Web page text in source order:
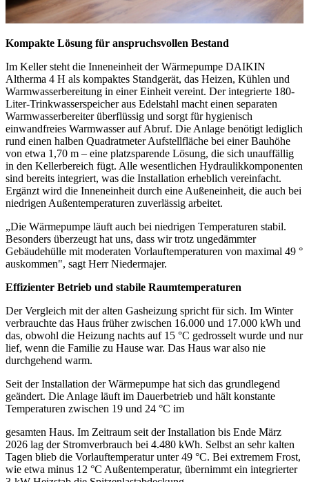
Kompakte Lösung für anspruchsvollen Bestand
Im Keller steht die Inneneinheit der Wärmepumpe DAIKIN
Altherma 4 H als kompaktes Standgerät, das Heizen, Kühlen und
Warmwasserbereitung in einer Einheit vereint. Der integrierte 180-
Liter-Trinkwasserspeicher aus Edelstahl macht einen separaten
Warmwasserbereiter überflüssig und sorgt für hygienisch
einwandfreies Warmwasser auf Abruf. Die Anlage benötigt lediglich
rund einen halben Quadratmeter Aufstellfläche bei einer Bauhöhe
von etwa 1,70 m – eine platzsparende Lösung, die sich unauffällig
in den Kellerbereich fügt. Alle wesentlichen Hydraulikkomponenten
sind bereits integriert, was die Installation erheblich vereinfacht.
Ergänzt wird die Inneneinheit durch eine Außeneinheit, die auch bei
niedrigen Außentemperaturen zuverlässig arbeitet.
„Die Wärmepumpe läuft auch bei niedrigen Temperaturen stabil.
Besonders überzeugt hat uns, dass wir trotz ungedämmter
Gebäudehülle mit moderaten Vorlauftemperaturen von maximal 49 °
auskommen", sagt Herr Niedermajer.
Effizienter Betrieb und stabile Raumtemperaturen
Der Vergleich mit der alten Gasheizung spricht für sich. Im Winter
verbrauchte das Haus früher zwischen 16.000 und 17.000 kWh und
das, obwohl die Heizung nachts auf 15 °C gedrosselt wurde und nur
lief, wenn die Familie zu Hause war. Das Haus war also nie
durchgehend warm.
Seit der Installation der Wärmepumpe hat sich das grundlegend
geändert. Die Anlage läuft im Dauerbetrieb und hält konstante
Temperaturen zwischen 19 und 24 °C im
gesamten Haus. Im Zeitraum seit der Installation bis Ende März
2026 lag der Stromverbrauch bei 4.480 kWh. Selbst an sehr kalten
Tagen blieb die Vorlauftemperatur unter 49 °C. Bei extremem Frost,
wie etwa minus 12 °C Außentemperatur, übernimmt ein integrierter